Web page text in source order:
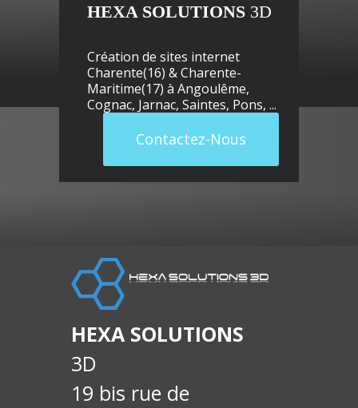
Maguy -
HEXA SOLUTIONS 3D
Création de sites internet
Charente(16) & Charente-
Maritime(17) à Angoulême,
Cognac, Jarnac, Saintes, Pons, ...
Contactez-Nous
HEXA SOLUTIONS
3D
19 bis rue de